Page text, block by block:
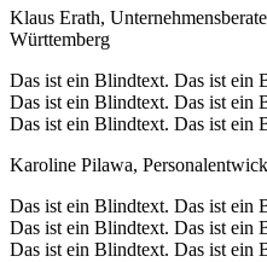
Klaus Erath,
Württemberg
Das ist ein Blindtext. Das ist ein
Das ist ein Blindtext. Das ist ein
Das ist ein Blindtext. Das ist ein
Karoline Pilawa,
Das ist ein Blindtext. Das ist ein
Das ist ein Blindtext. Das ist ein
Das ist ein Blindtext. Das ist ein